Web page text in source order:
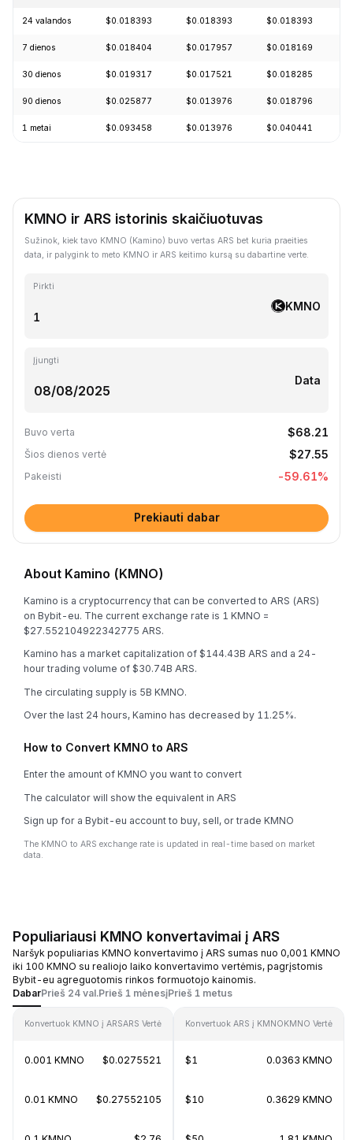
24 valandos $0.018393 $0.018393 $0.018393
7 dienos $0.018404 $0.017957 $0.018169
30 dienos $0.019317 $0.017521 $0.018285
90 dienos $0.025877 $0.013976 $0.018796
1 metai $0.093458 $0.013976 $0.040441
KMNO ir ARS istorinis skaičiuotuvas
Sužinok, kiek tavo KMNO (Kamino) buvo vertas ARS bet kuria praeities
data, ir palygink to meto KMNO ir ARS keitimo kursą su dabartine verte.
Pirkti
KMNO
Įjungti
Data
Buvo verta $68.21
Šios dienos vertė $27.55
Pakeisti -59.61%
Prekiauti dabar
About Kamino (KMNO)
Kamino is a cryptocurrency that can be converted to ARS (ARS)
on Bybit-eu. The current exchange rate is 1 KMNO =
$27.552104922342775 ARS.
Kamino has a market capitalization of $144.43B ARS and a 24-
hour trading volume of $30.74B ARS.
The circulating supply is 5B KMNO.
Over the last 24 hours, Kamino has decreased by 11.25%.
How to Convert KMNO to ARS
Enter the amount of KMNO you want to convert
The calculator will show the equivalent in ARS
Sign up for a Bybit-eu account to buy, sell, or trade KMNO
The KMNO to ARS exchange rate is updated in real-time based on market
data.
Populiariausi KMNO konvertavimai į ARS
Naršyk populiarias KMNO konvertavimo į ARS sumas nuo 0,001 KMNO
iki 100 KMNO su realiojo laiko konvertavimo vertėmis, pagrįstomis
Bybit-eu agreguotomis rinkos formuotojo kainomis.
DabarPrieš 24 val.Prieš 1 mėnesįPrieš 1 metus
Konvertuok KMNO į ARSARS Vertė
0.001 KMNO $0.0275521
0.01 KMNO $0.27552105
Konvertuok ARS į KMNOKMNO Vertė
$1 0.0363 KMNO
$10 0.3629 KMNO